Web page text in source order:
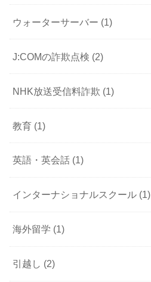
ウォーターサーバー (1)
J:COMの詐欺点検 (2)
NHK放送受信料詐欺 (1)
教育 (1)
英語・英会話 (1)
インターナショナルスクール (1)
海外留学 (1)
引越し (2)